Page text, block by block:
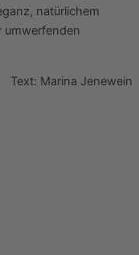
natürlichem
umwerfenden
Text: Marina Jenewein